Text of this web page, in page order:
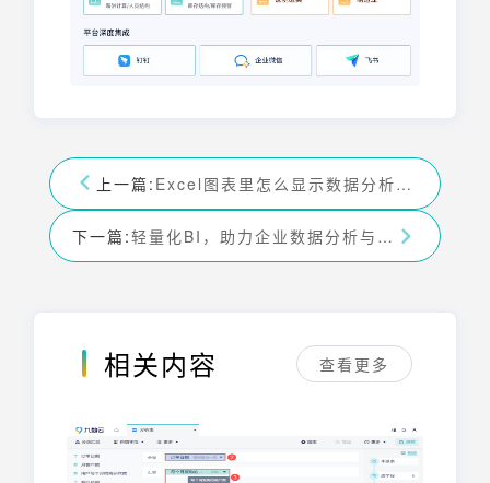
上一篇: Excel图表里怎么显示数据分析，让你的数据更直观
下一篇: 轻量化BI，助力企业数据分析与决策
相关内容 查看更多